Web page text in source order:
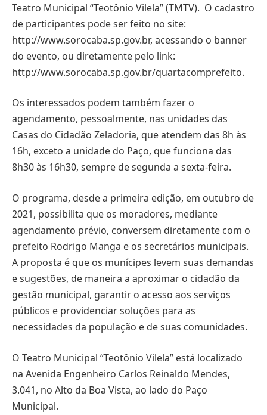
Teatro Municipal “Teotônio Vilela” (TMTV). O cadastro
de participantes pode ser feito no site:
http://www.sorocaba.sp.gov.br, acessando o banner
do evento, ou diretamente pelo link:
http://www.sorocaba.sp.gov.br/quartacomprefeito.
Os interessados podem também fazer o
agendamento, pessoalmente, nas unidades das
Casas do Cidadão Zeladoria, que atendem das 8h às
16h, exceto a unidade do Paço, que funciona das
8h30 às 16h30, sempre de segunda a sexta-feira.
O programa, desde a primeira edição, em outubro de
2021, possibilita que os moradores, mediante
agendamento prévio, conversem diretamente com o
prefeito Rodrigo Manga e os secretários municipais.
A proposta é que os munícipes levem suas demandas
e sugestões, de maneira a aproximar o cidadão da
gestão municipal, garantir o acesso aos serviços
públicos e providenciar soluções para as
necessidades da população e de suas comunidades.
O Teatro Municipal “Teotônio Vilela” está localizado
na Avenida Engenheiro Carlos Reinaldo Mendes,
3.041, no Alto da Boa Vista, ao lado do Paço
Municipal.